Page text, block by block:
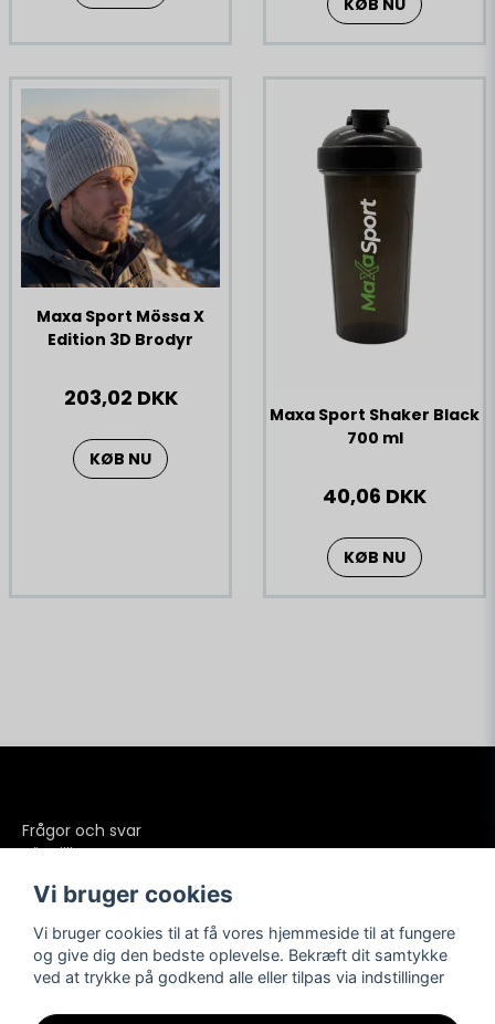
Maxa Sport Mössa X
Edition 3D Brodyr
203,02 DKK
KØB NU
Maxa Sport Shaker Black
700 ml
40,06 DKK
KØB NU
Frågor och svar
Köpvillkor
Frakter
Retur och reklamationer
Integritetspolicy
Kundesupport
KONTAKT OS
Sociale medier
Vi bruger cookies
Vi bruger cookies til at få vores hjemmeside til at fungere
og give dig den bedste oplevelse. Bekræft dit samtykke
ved at trykke på godkend alle eller tilpas via indstillinger